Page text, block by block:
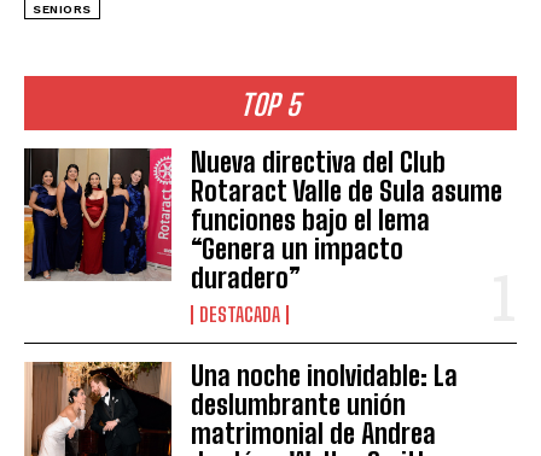
TOP 5
Nueva directiva del Club
Rotaract Valle de Sula asume
funciones bajo el lema
“Genera un impacto
duradero”
DESTACADA
Una noche inolvidable: La
deslumbrante unión
matrimonial de Andrea
SENIORS